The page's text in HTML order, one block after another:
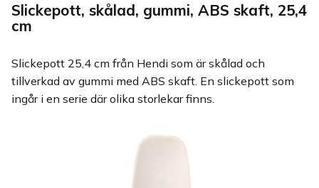
Slickepott, skålad, gummi, ABS skaft, 25,4
cm
Slickepott 25,4 cm från Hendi som är skålad och
tillverkad av gummi med ABS skaft. En slickepott som
ingår i en serie där olika storlekar finns.